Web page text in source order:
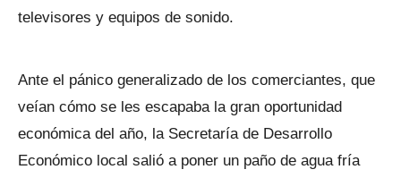
televisores y equipos de sonido.
Ante el pánico generalizado de los comerciantes, que
veían cómo se les escapaba la gran oportunidad
económica del año, la Secretaría de Desarrollo
Económico local salió a poner un paño de agua fría